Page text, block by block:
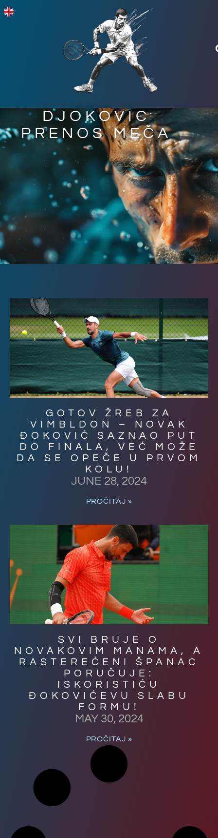
DJOKOVIC
PRENOS MEČA
GOTOV ŽREB ZA
VIMBLDON – NOVAK
ĐOKOVIĆ SAZNAO PUT
DO FINALA, VEĆ MOŽE
DA SE OPEČE U PRVOM
KOLU!
JUNE 28, 2024
PROČITAJ »
SVI BRUJE O
NOVAKOVIM MANAMA, A
RASTEREĆENI ŠPANAC
PORUČUJE:
ISKORISTIĆU
ĐOKOVIĆEVU SLABU
FORMU!
MAY 30, 2024
PROČITAJ »